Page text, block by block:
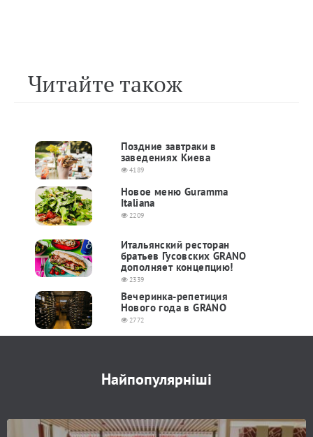
Читайте також
Поздние завтраки в
заведениях Киева
4189
Новое меню Guramma
Italiana
2209
Итальянский ресторан
братьев Гусовских GRANO
дополняет концепцию!
2339
Вечеринка-репетиция
Нового года в GRANO
2772
Найпопулярніші